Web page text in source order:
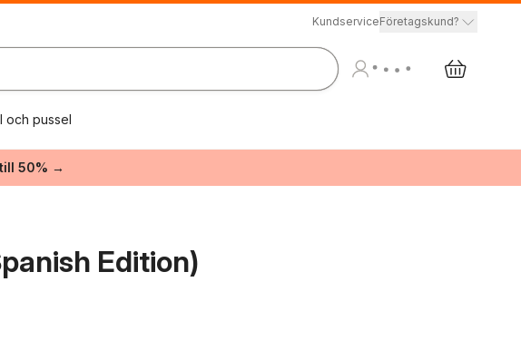
KundserviceFöretagskund?
och pussel
50% →
Edition)